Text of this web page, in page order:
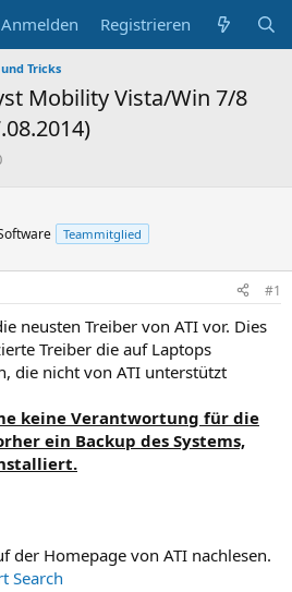
Anmelden Registrieren
Tricks
Mobility Vista/Win 7/8
Teammitglied
#1
neusten Treiber von ATI vor. Dies
Treiber die auf Laptops
die nicht von ATI unterstützt
keine Verantwortung für die
ein Backup des Systems,
der Homepage von ATI nachlesen.
Search